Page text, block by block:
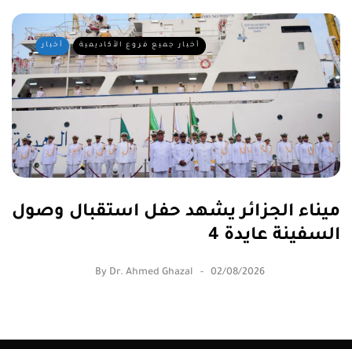
أخبار أخبار جميع فروع الأكاديمية
ميناء الجزائر يشهد حفل استقبال وصول
السفينة عايدة 4
By Dr. Ahmed Ghazal 02/08/2026